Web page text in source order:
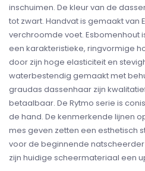
inschuimen. De kleur van de
tot zwart. Handvat is gemaakt van
verchroomde voet. Esbomenhout
een karakteristieke, ringvormige
door zijn hoge elasticiteit en
waterbestendig gemaakt met
graudas dassenhaar zijn
betaalbaar. De Rytmo serie is
de hand. De kenmerkende lijnen
mes geven zetten een esthetisch
voor de beginnende
zijn huidige scheermateriaal een